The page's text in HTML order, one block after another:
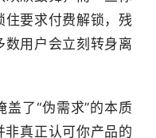
住要求付费解锁，残
数用户会立刻转身离
了“伪需求”的本质
真正认可你产品的